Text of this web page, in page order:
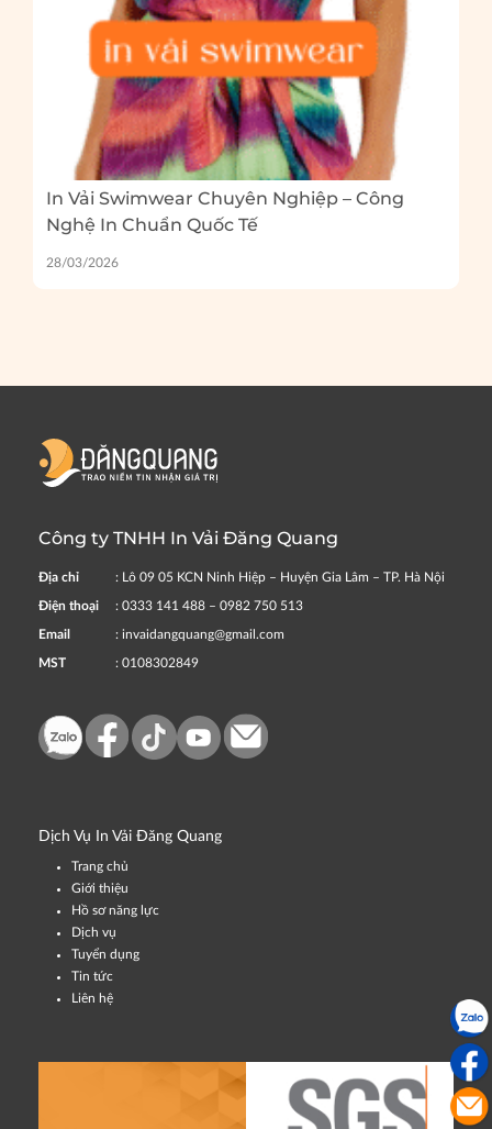
In Vải Swimwear Chuyên Nghiệp – Công
Nghệ In Chuẩn Quốc Tế
28/03/2026
Công ty TNHH In Vải Đăng Quang
Địa chỉ : Lô 09 05 KCN Ninh Hiệp – Huyện Gia Lâm – TP. Hà Nội
Điện thoại : 0333 141 488 – 0982 750 513
Email : invaidangquang@gmail.com
MST : 0108302849
Dịch Vụ In Vải Đăng Quang
Trang chủ
Giới thiệu
Hồ sơ năng lực
Dịch vụ
Tuyển dụng
Tin tức
Liên hệ